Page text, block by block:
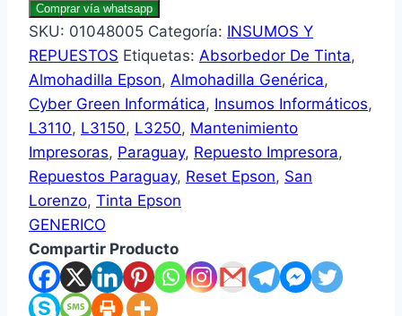
Comprar vía whatsapp
SKU: 01048005 Categoría: INSUMOS Y
REPUESTOS Etiquetas: Absorbedor De Tinta,
Almohadilla Epson, Almohadilla Genérica,
Cyber Green Informática, Insumos Informáticos,
L3110, L3150, L3250, Mantenimiento
Impresoras, Paraguay, Repuesto Impresora,
Repuestos Paraguay, Reset Epson, San
Lorenzo, Tinta Epson
GENERICO
Compartir Producto